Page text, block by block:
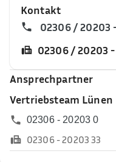
Kontakt
02306 / 20203
02306 / 20203 -
Ansprechpartner
Vertriebsteam Lünen
02306 - 20203 0
02306 - 20203 33